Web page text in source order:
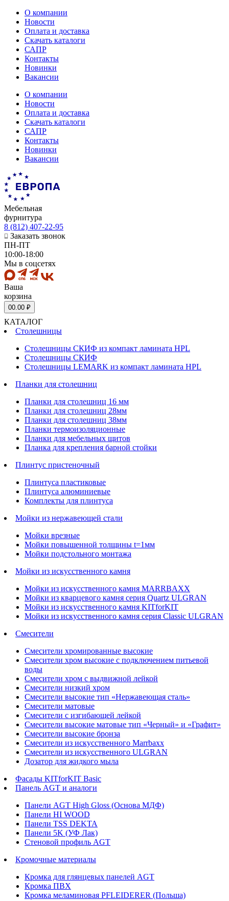
О компании
Новости
Оплата и доставка
Скачать каталоги
САПР
Контакты
Новинки
Вакансии
О компании
Новости
Оплата и доставка
Скачать каталоги
САПР
Контакты
Новинки
Вакансии
Мебельная
фурнитура
8 (812) 407-22-95
Заказать звонок
ПН-ПТ
10:00-18:00
Мы в соцсетях
Ваша
корзина
00.00 ₽
КАТАЛОГ
Столешницы
Столешницы СКИФ из компакт ламината HPL
Столешницы СКИФ
Столешницы LEMARK из компакт ламината HPL
Планки для столешниц
Планки для столешниц 16 мм
Планки для столешниц 28мм
Планки для столешниц 38мм
Планки термоизоляционные
Планки для мебельных щитов
Планка для крепления барной стойки
Плинтус пристеночный
Плинтуса пластиковые
Плинтуса алюминиевые
Комплекты для плинтуса
Мойки из нержавеющей стали
Мойки врезные
Мойки повышенной толщины t=1мм
Мойки подстольного монтажа
Мойки из искусственного камня
Мойки из искусственного камня MARRBAXX
Мойки из кварцевого камня серия Quartz ULGRAN
Мойки из искусственного камня KITforKIT
Мойки из искусственного камня серия Classic ULGRAN
Смесители
Смесители хромированные высокие
Смесители хром высокие с подключением питьевой
воды
Смесители хром с выдвижной лейкой
Смесители низкий хром
Смесители высокие тип «Нержавеющая сталь»
Смесители матовые
Смесители с изгибающей лейкой
Смесители высокие матовые тип «Черный» и «Графит»
Смесители высокие бронза
Смесители из искусственного Marrbaxx
Смесители из искусственного ULGRAN
Дозатор для жидкого мыла
Фасады KITforKIT Basic
Панель AGT и аналоги
Панели AGT High Gloss (Основа МДФ)
Панели HI WOOD
Панели TSS DEKTA
Панели 5K (УФ Лак)
Стеновой профиль AGT
Кромочные материалы
Кромка для глянцевых панелей AGT
Кромка ПВХ
Кромка меламиновая PFLEIDERER (Польша)